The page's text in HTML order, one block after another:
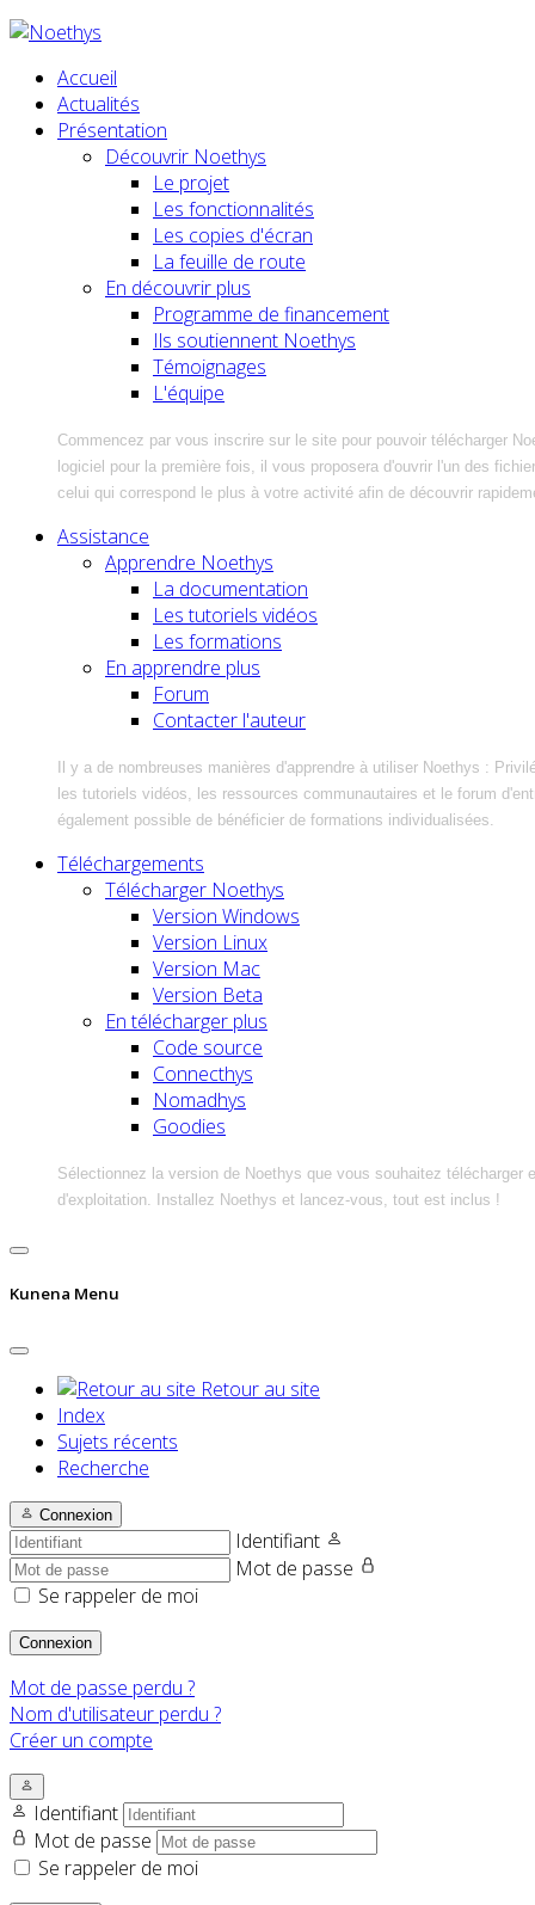
Accueil
Actualités
Présentation
Découvrir Noethys
Le projet
Les fonctionnalités
Les copies d'écran
La feuille de route
En découvrir plus
Programme de financement
Ils soutiennent Noethys
Témoignages
L'équipe
Commencez par vous inscrire sur le site pour pouvoir télécharger
logiciel pour la première fois, il vous proposera d'ouvrir l'un des
celui qui correspond le plus à votre activité afin de découvrir
Assistance
Apprendre Noethys
La documentation
Les tutoriels vidéos
Les formations
En apprendre plus
Forum
Contacter l'auteur
Il y a de nombreuses manières d'apprendre à utiliser Noethys :
les tutoriels vidéos, les ressources communautaires et le forum
également possible de bénéficier de formations individualisées.
Téléchargements
Télécharger Noethys
Version Windows
Version Linux
Version Mac
Version Beta
En télécharger plus
Code source
Connecthys
Nomadhys
Goodies
Sélectionnez la version de Noethys que vous souhaitez télécharger
d'exploitation. Installez Noethys et lancez-vous, tout est inclus !
Kunena Menu
Retour au site
Index
Sujets récents
Recherche
Connexion
Identifiant
Mot de passe
Se rappeler de moi
Connexion
Mot de passe perdu ?
Nom d'utilisateur perdu ?
Créer un compte
Identifiant
Mot de passe
Se rappeler de moi